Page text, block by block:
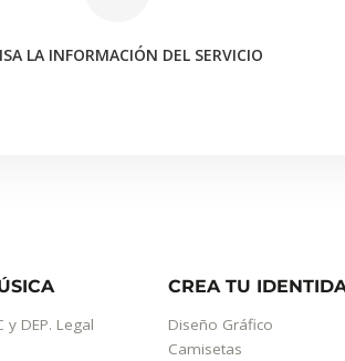
LA INFORMACIÓN DEL SERVICIO
y DEP. Legal
CREA TU
Diseño Gráfico
Camisetas